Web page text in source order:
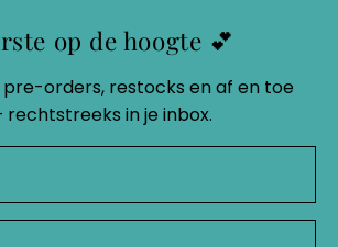
op de hoogte 💕
pre-orders, restocks en af en toe
in je inbox.